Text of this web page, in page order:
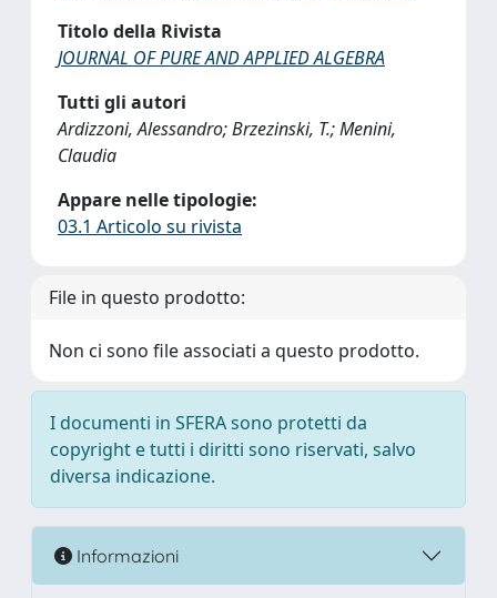
Titolo della Rivista
JOURNAL OF PURE AND APPLIED ALGEBRA
Tutti gli autori
Ardizzoni, Alessandro; Brzezinski, T.; Menini,
Claudia
Appare nelle tipologie:
03.1 Articolo su rivista
File in questo prodotto:
Non ci sono file associati a questo prodotto.
I documenti in SFERA sono protetti da
copyright e tutti i diritti sono riservati, salvo
diversa indicazione.
Informazioni